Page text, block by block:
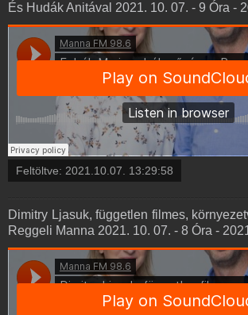
És Hudák Anitával 2021. 10. 07. - 9 Óra -
Feltöltve: 2021.10.07. 13:29:58
Dimitry Ljasuk, független filmes,
Reggeli Manna 2021. 10. 07. - 8 Óra -